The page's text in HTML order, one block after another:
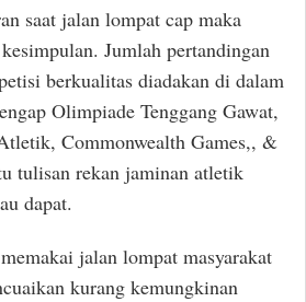
saat jalan lompat cap maka
Jumlah pertandingan
berkualitas diadakan di dalam
Olimpiade Tenggang Gawat,
Commonwealth Games,, &
tulisan rekan jaminan atletik
dapat.
jalan lompat masyarakat
kurang kemungkinan